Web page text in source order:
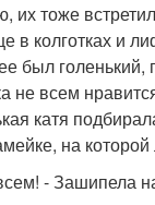
тоже
колготках и
был
не всем
катя
на
- Зашипела